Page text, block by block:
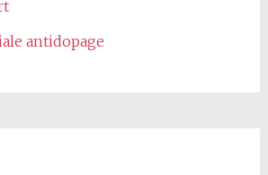
antidopage